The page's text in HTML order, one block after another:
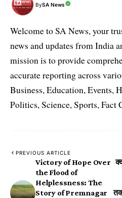
BySA News
Welcome to SA News, your
news and updates from India
mission is to provide
accurate reporting across
Business, Education, Events,
Politics, Science, Sports, Fact
PREVIOUS ARTICLE
Victory of Hope Over
the Flood of
Helplessness: The
Story of Premnagar